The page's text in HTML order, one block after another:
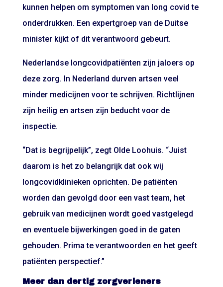
kunnen helpen om symptomen van long covid te
onderdrukken. Een expertgroep van de Duitse
minister kijkt of dit verantwoord gebeurt.
Nederlandse longcovidpatiënten zijn jaloers op
deze zorg. In Nederland durven artsen veel
minder medicijnen voor te schrijven. Richtlijnen
zijn heilig en artsen zijn beducht voor de
inspectie.
“Dat is begrijpelijk”, zegt Olde Loohuis. “Juist
daarom is het zo belangrijk dat ook wij
longcovidklinieken oprichten. De patiënten
worden dan gevolgd door een vast team, het
gebruik van medicijnen wordt goed vastgelegd
en eventuele bijwerkingen goed in de gaten
gehouden. Prima te verantwoorden en het geeft
patiënten perspectief.”
Meer dan dertig zorgverleners